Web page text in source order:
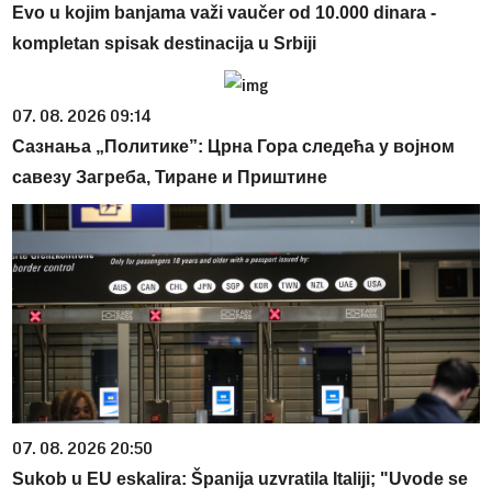
Evo u kojim banjama važi vaučer od 10.000 dinara -
kompletan spisak destinacija u Srbiji
07. 08. 2026 09:14
Сазнања „Политике”: Црна Гора следећа у војном
савезу Загреба, Тиране и Приштине
07. 08. 2026 20:50
Sukob u EU eskalira: Španija uzvratila Italiji; "Uvode se